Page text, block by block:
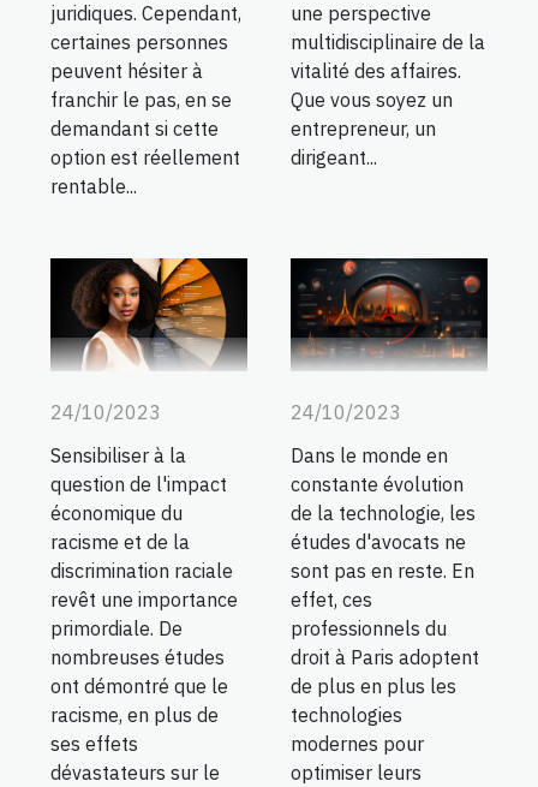
juridiques. Cependant,
certaines personnes
peuvent hésiter à
franchir le pas, en se
demandant si cette
option est réellement
rentable...
une perspective
multidisciplinaire de la
vitalité des affaires.
Que vous soyez un
entrepreneur, un
dirigeant...
24/10/2023
Sensibiliser à la
question de l'impact
économique du
racisme et de la
discrimination raciale
revêt une importance
primordiale. De
nombreuses études
ont démontré que le
racisme, en plus de
ses effets
dévastateurs sur le
24/10/2023
Dans le monde en
constante évolution
de la technologie, les
études d'avocats ne
sont pas en reste. En
effet, ces
professionnels du
droit à Paris adoptent
de plus en plus les
technologies
modernes pour
optimiser leurs